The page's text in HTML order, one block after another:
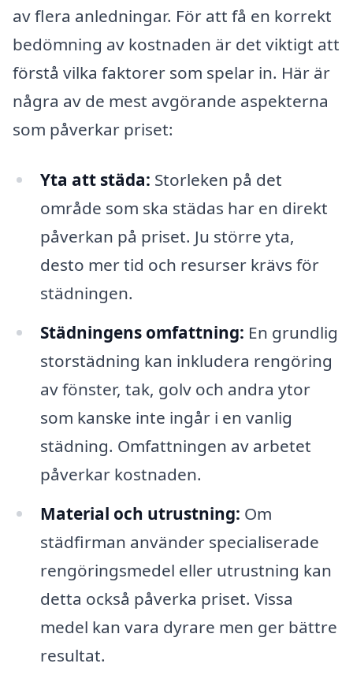
av flera anledningar. För att få en korrekt
bedömning av kostnaden är det viktigt att
förstå vilka faktorer som spelar in. Här är
några av de mest avgörande aspekterna
som påverkar priset:
Yta att städa: Storleken på det
område som ska städas har en direkt
påverkan på priset. Ju större yta,
desto mer tid och resurser krävs för
städningen.
Städningens omfattning: En grundlig
storstädning kan inkludera rengöring
av fönster, tak, golv och andra ytor
som kanske inte ingår i en vanlig
städning. Omfattningen av arbetet
påverkar kostnaden.
Material och utrustning: Om
städfirman använder specialiserade
rengöringsmedel eller utrustning kan
detta också påverka priset. Vissa
medel kan vara dyrare men ger bättre
resultat.